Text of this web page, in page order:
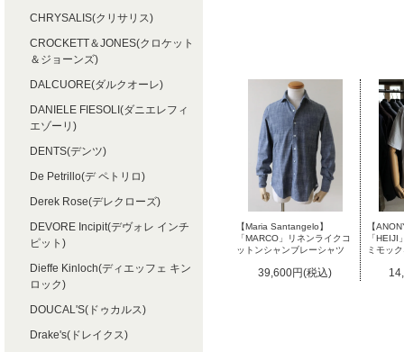
【Maria Santangelo】
「MARCO」リネンライクコ
ットンシャンブレーシャツ
39,600円(税込)
【
「HEIJI
ミモッ
CHRYSALIS(クリサリス)
CROCKETT＆JONES(クロケット
＆ジョーンズ)
DALCUORE(ダルクオーレ)
DANIELE FIESOLI(ダニエレフィ
エゾーリ)
DENTS(デンツ)
De Petrillo(デ ペトリロ)
Derek Rose(デレクローズ)
DEVORE Incipit(デヴォレ インチ
ピット)
Dieffe Kinloch(ディエッフェ キン
ロック)
DOUCAL'S(ドゥカルス)
Drake's(ドレイクス)